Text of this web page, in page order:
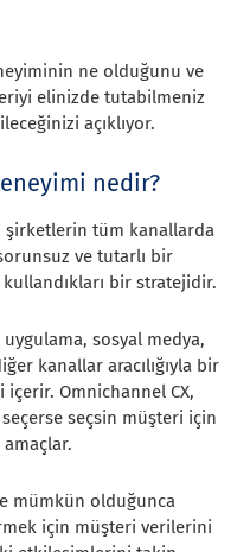
ne olduğunu ve
elinizde tutabilmeniz
açıklıyor.
nedir?
şirketlerin tüm kanallarda
ve tutarlı bir
bir stratejidir.
sosyal medya,
kanallar aracılığıyla bir
Omnichannel CX,
seçsin müşteri için
mümkün olduğunca
için müşteri verilerini